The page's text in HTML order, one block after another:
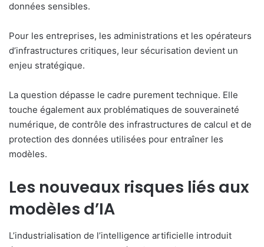
données sensibles.
Pour les entreprises, les administrations et les opérateurs
d’infrastructures critiques, leur sécurisation devient un
enjeu stratégique.
La question dépasse le cadre purement technique. Elle
touche également aux problématiques de souveraineté
numérique, de contrôle des infrastructures de calcul et de
protection des données utilisées pour entraîner les
modèles.
Les nouveaux risques liés aux
modèles d’IA
L’industrialisation de l’intelligence artificielle introduit